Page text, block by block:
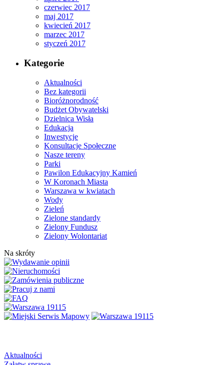
czerwiec 2017
maj 2017
kwiecień 2017
marzec 2017
styczeń 2017
Kategorie
Aktualności
Bez kategorii
Bioróżnorodność
Budżet Obywatelski
Dzielnica Wisła
Edukacja
Inwestycje
Konsultacje Społeczne
Nasze tereny
Parki
Pawilon Edukacyjny Kamień
W Koronach Miasta
Warszawa w kwiatach
Wody
Zieleń
Zielone standardy
Zielony Fundusz
Zielony Wolontariat
Na skróty
Aktualności